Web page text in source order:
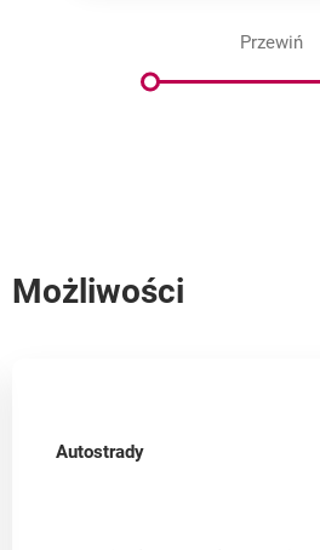
Przewiń
Możliwości
Autostrady